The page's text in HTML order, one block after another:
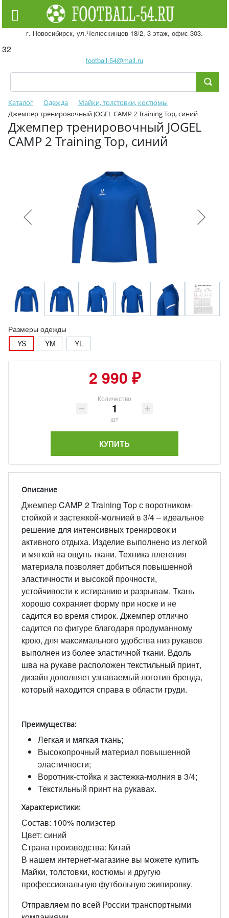
г. Новосибирск, ул.Челюскинцев 18/2, 3 этаж, офис 303.
32
football-54@mail.ru
Каталог Одежда
Майки, толстовки, костюмы
Джемпер тренировочный JOGEL CAMP 2 Training Top, синий
Джемпер тренировочный JOGEL
CAMP 2 Training Top, синий
Размеры одежды
YS
YM YL
2 990 ₽
Количество
шт
КУПИТЬ
Описание
Джемпер CAMP 2 Training Top с воротником-
стойкой и застежкой-молнией в 3/4 – идеальное
решение для интенсивных тренировок и
активного отдыха. Изделие выполнено из легкой
и мягкой на ощупь ткани. Техника плетения
материала позволяет добиться повышенной
эластичности и высокой прочности,
устойчивости к истиранию и разрывам. Ткань
хорошо сохраняет форму при носке и не
садится во время стирок. Джемпер отлично
садится по фигуре благодаря продуманному
крою, для максимального удобства низ рукавов
выполнен из более эластичной ткани. Вдоль
шва на рукаве расположен текстильный принт,
дизайн дополняет узнаваемый логотип бренда,
который находится справа в области груди.
Преимущества:
Легкая и мягкая ткань;
Высокопрочный материал повышенной
эластичности;
Воротник-стойка и застежка-молния в 3/4;
Текстильный принт на рукавах.
Характеристики:
Состав: 100% полиэстер
Цвет: синий
Страна производства: Китай
В нашем интернет-магазине вы можете купить
Майки, толстовки, костюмы и другую
профессиональную футбольную экипировку.
Отправляем по всей России транспортными